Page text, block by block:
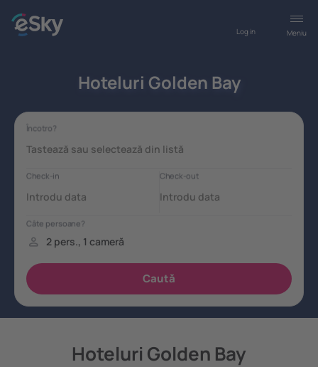
Meniu
Log in
Hoteluri Golden Bay
Hoteluri Golden Bay